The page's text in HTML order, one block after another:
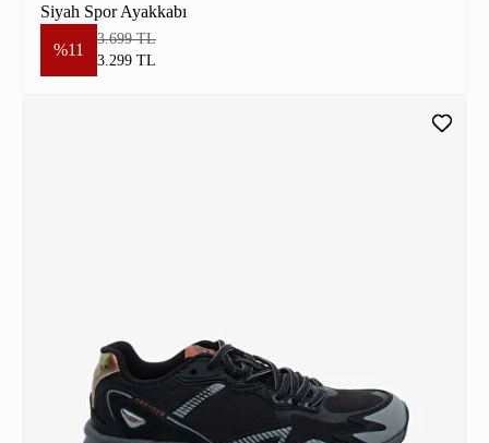
Siyah Spor Ayakkabı
%11
3.699 TL
3.299 TL